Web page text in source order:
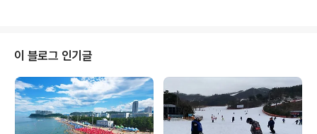
제시합니다.현금 보유 vs ETF 재매수 vs 현물 구입 중 최
적 선택까지 구체적으로 안내하겠습니다. 주요 내용 요약
폭락 원인: 워시 지명으로 달러 강세·차익 실현·레버리지 청
산 연쇄.ETF 청산 의미: 단기 투기 자금 이탈, 장기 가치 투
자 기회 신호.과거 사례: 1980년 헌트 형제 사태 후 은 반..
이 블로그 인기글